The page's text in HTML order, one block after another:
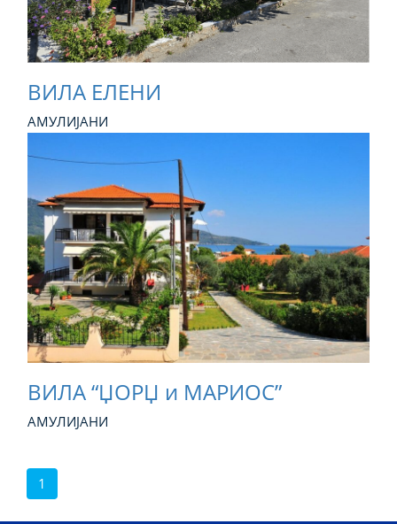
ВИЛА ЕЛЕНИ
АМУЛИЈАНИ
ВИЛА “ЏОРЏ и МАРИОС”
АМУЛИЈАНИ
1